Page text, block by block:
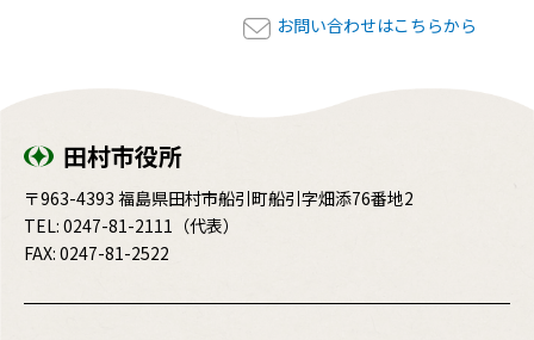
お問い合わせはこちらから
田村市役所
〒963-4393 福島県田村市船引町船引字畑添76番地2
TEL: 0247-81-2111 （代表）
FAX: 0247-81-2522